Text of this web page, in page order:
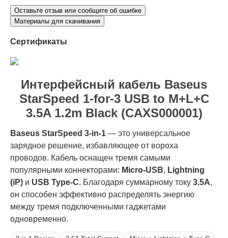
Оставьте отзыв или сообщите об ошибке
Материалы для скачивания
Сертификаты
Интерфейсный кабель Baseus
StarSpeed 1-for-3 USB to M+L+C
3.5A 1.2m Black (CAXS000001)
Baseus StarSpeed 3-in-1 — это универсальное
зарядное решение, избавляющее от вороха
проводов. Кабель оснащен тремя самыми
популярными коннекторами: Micro-USB, Lightning
(iP) и USB Type-C. Благодаря суммарному току 3.5А,
он способен эффективно распределять энергию
между тремя подключенными гаджетами
одновременно.